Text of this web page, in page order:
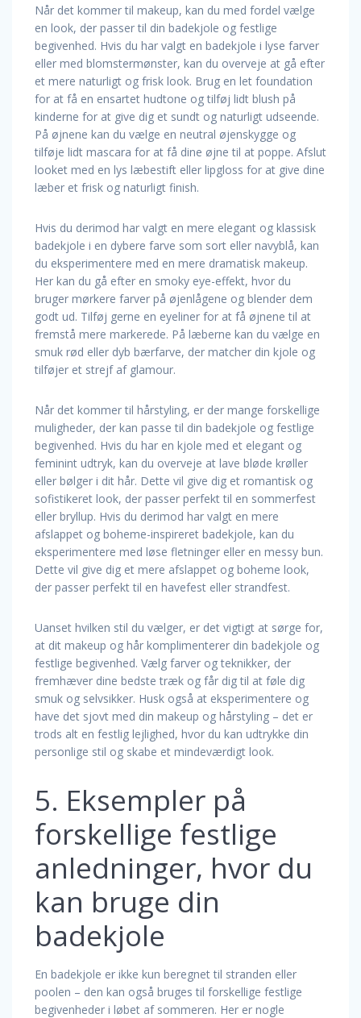
Når det kommer til makeup, kan du med fordel vælge
en look, der passer til din badekjole og festlige
begivenhed. Hvis du har valgt en badekjole i lyse farver
eller med blomstermønster, kan du overveje at gå efter
et mere naturligt og frisk look. Brug en let foundation
for at få en ensartet hudtone og tilføj lidt blush på
kinderne for at give dig et sundt og naturligt udseende.
På øjnene kan du vælge en neutral øjenskygge og
tilføje lidt mascara for at få dine øjne til at poppe. Afslut
looket med en lys læbestift eller lipgloss for at give dine
læber et frisk og naturligt finish.
Hvis du derimod har valgt en mere elegant og klassisk
badekjole i en dybere farve som sort eller navyblå, kan
du eksperimentere med en mere dramatisk makeup.
Her kan du gå efter en smoky eye-effekt, hvor du
bruger mørkere farver på øjenlågene og blender dem
godt ud. Tilføj gerne en eyeliner for at få øjnene til at
fremstå mere markerede. På læberne kan du vælge en
smuk rød eller dyb bærfarve, der matcher din kjole og
tilføjer et strejf af glamour.
Når det kommer til hårstyling, er der mange forskellige
muligheder, der kan passe til din badekjole og festlige
begivenhed. Hvis du har en kjole med et elegant og
feminint udtryk, kan du overveje at lave bløde krøller
eller bølger i dit hår. Dette vil give dig et romantisk og
sofistikeret look, der passer perfekt til en sommerfest
eller bryllup. Hvis du derimod har valgt en mere
afslappet og boheme-inspireret badekjole, kan du
eksperimentere med løse fletninger eller en messy bun.
Dette vil give dig et mere afslappet og boheme look,
der passer perfekt til en havefest eller strandfest.
Uanset hvilken stil du vælger, er det vigtigt at sørge for,
at dit makeup og hår komplimenterer din badekjole og
festlige begivenhed. Vælg farver og teknikker, der
fremhæver dine bedste træk og får dig til at føle dig
smuk og selvsikker. Husk også at eksperimentere og
have det sjovt med din makeup og hårstyling – det er
trods alt en festlig lejlighed, hvor du kan udtrykke din
personlige stil og skabe et mindeværdigt look.
5. Eksempler på
forskellige festlige
anledninger, hvor du
kan bruge din
badekjole
En badekjole er ikke kun beregnet til stranden eller
poolen – den kan også bruges til forskellige festlige
begivenheder i løbet af sommeren. Her er nogle